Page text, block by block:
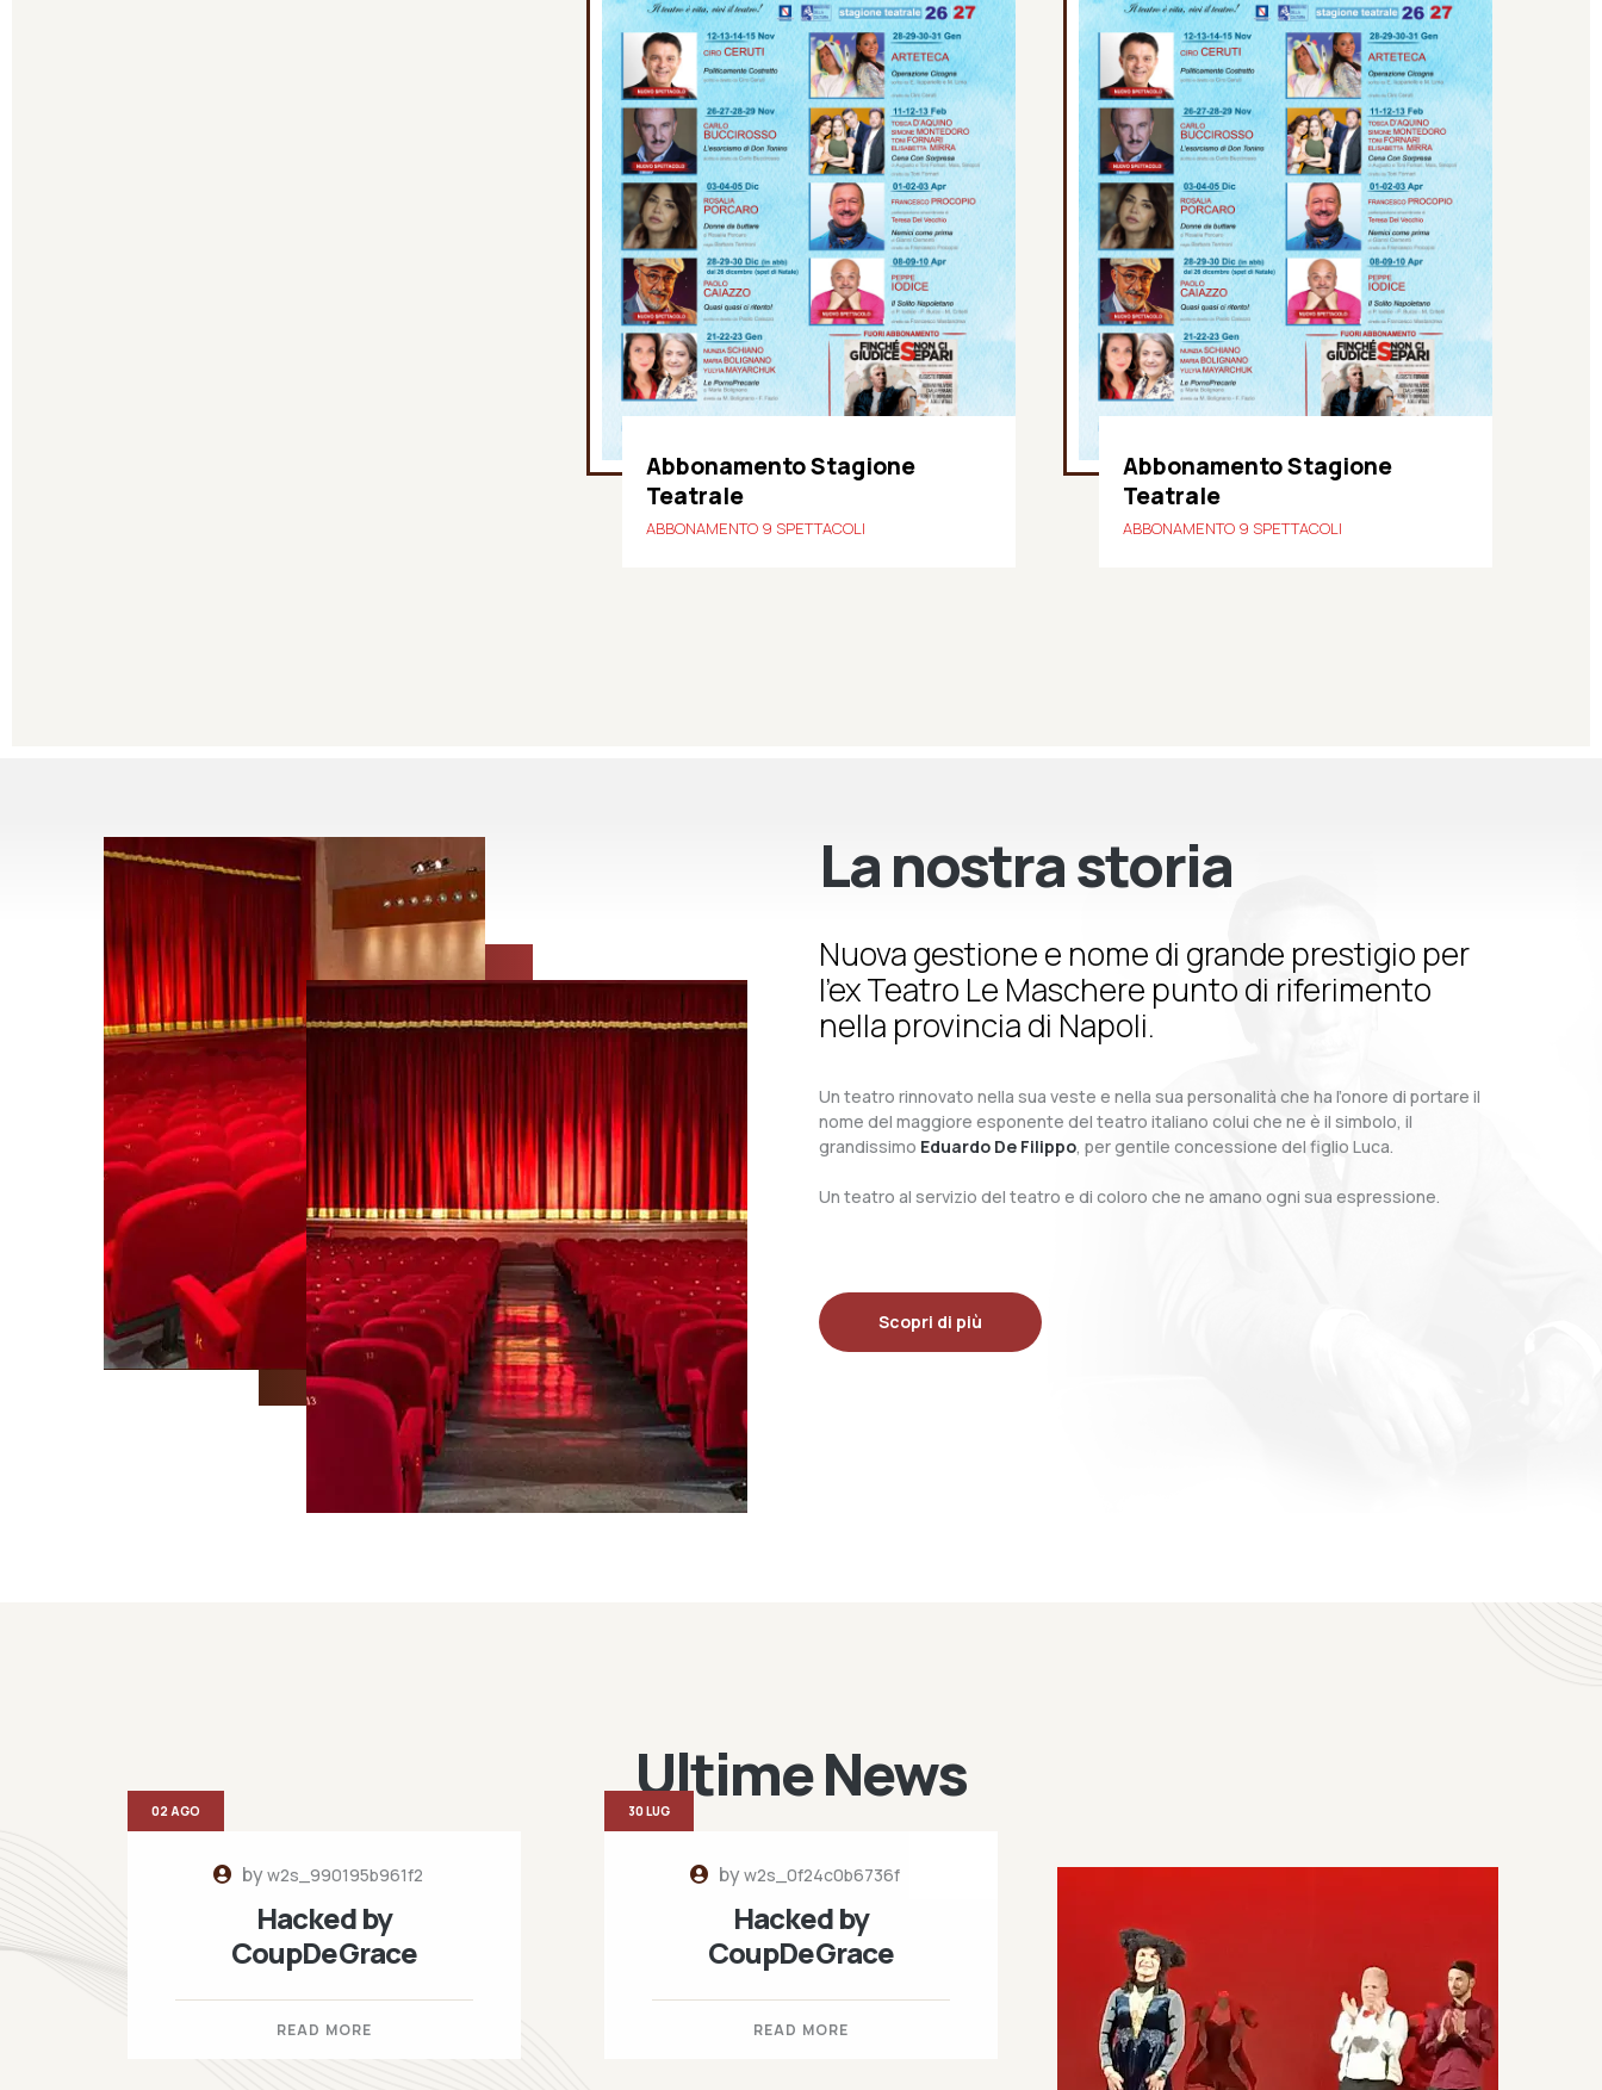
Abbonamento Stagione
Teatrale
ABBONAMENTO 9 SPETTACOLI
Abbonamento Stagione
Teatrale
ABBONAMENTO 9 SPETTACOLI
La nostra storia
Nuova gestione e nome di grande prestigio per
l’ex Teatro Le Maschere punto di riferimento
nella provincia di Napoli.
Un teatro rinnovato nella sua veste e nella sua personalità che ha l’onore di portare il
nome del maggiore esponente del teatro italiano colui che ne è il simbolo, il
grandissimo Eduardo De Filippo, per gentile concessione del figlio Luca.
Un teatro al servizio del teatro e di coloro che ne amano ogni sua espressione.
Scopri di più
Ultime News
byw2s_990195b961f2
Hacked by
CoupDeGrace
READ MORE
02 AGO
byw2s_0f24c0b6736f
Hacked by
CoupDeGrace
READ MORE
30 LUG